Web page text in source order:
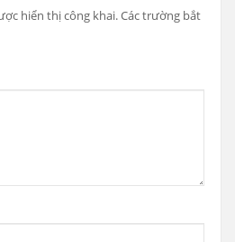
hiển thị công khai.Các trường bắt